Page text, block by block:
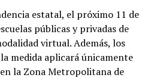
estatal, el próximo 11 de
públicas y privadas de
virtual. Además, los
medida aplicará únicamente
la Zona Metropolitana de